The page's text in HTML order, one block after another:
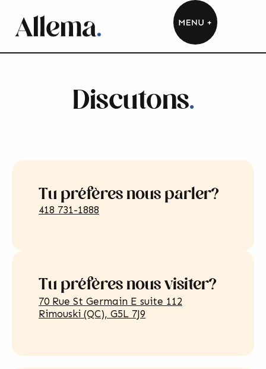
Discutons.
Tu préfères nous parler?
418 731-1888
Tu préfères nous visiter?
70 Rue St Germain E suite 112
Rimouski (QC), G5L 7J9